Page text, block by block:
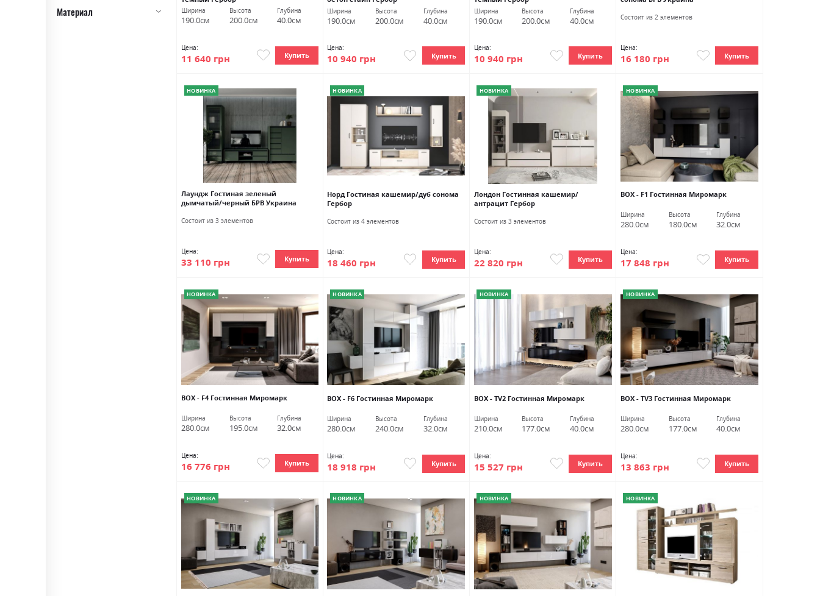
Ширина
190.0см
Высота
200.0см
Глубина
40.0см
Цена:
11 640 грн Купить
Ширина
190.0см
Высота
200.0см
Глубина
40.0см
Цена:
10 940 грн Купить
Ширина
190.0см
Высота
200.0см
Глубина
40.0см
Цена:
10 940 грн Купить
Состоит из 2 элементов
Цена:
16 180 грн Купить
НОВИНКА
Лаундж Гостиная зеленый
дымчатый/черный БРВ Украина
Состоит из 3 элементов
Цена:
33 110 грн Купить
НОВИНКА
Норд Гостиная кашемир/дуб сонома
Гербор
Состоит из 4 элементов
Цена:
18 460 грн Купить
НОВИНКА
Лондон Гостинная кашемир/
антрацит Гербор
Состоит из 3 элементов
Цена:
22 820 грн Купить
НОВИНКА
ВОХ - F1 Гостинная Миромарк
Ширина
280.0см
Высота
180.0см
Глубина
32.0см
Цена:
17 848 грн Купить
НОВИНКА
BOX - F4 Гостинная Миромарк
Ширина
280.0см
Высота
195.0см
Глубина
32.0см
Цена:
16 776 грн Купить
НОВИНКА
ВОХ - F6 Гостинная Миромарк
Ширина
280.0см
Высота
240.0см
Глубина
32.0см
Цена:
18 918 грн Купить
НОВИНКА
ВОХ - TV2 Гостинная Миромарк
Ширина
210.0см
Высота
177.0см
Глубина
40.0см
Цена:
15 527 грн Купить
НОВИНКА
ВОХ - TV3 Гостинная Миромарк
Ширина
280.0см
Высота
177.0см
Глубина
40.0см
Цена:
13 863 грн Купить
НОВИНКА НОВИНКА НОВИНКА НОВИНКА
Материал